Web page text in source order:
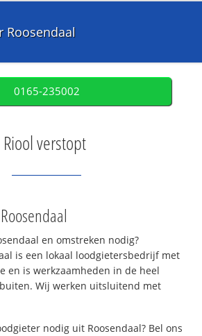
Roosendaal
0165-235002
Riool verstopt
en omstreken nodig?
is een lokaal loodgietersbedrijf met
en is werkzaamheden in de heel
Wij werken uitsluitend met
nodig uit Roosendaal? Bel ons